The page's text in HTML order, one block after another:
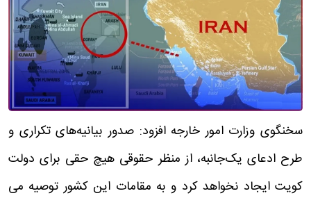
سخنگوی وزارت امور خارجه افزود: صدور بیانیه‌های تکراری و
طرح ادعای یک‌جانبه، از منظر حقوقی هیچ حقی برای دولت
کویت ایجاد نخواهد کرد و به مقامات این کشور توصیه می